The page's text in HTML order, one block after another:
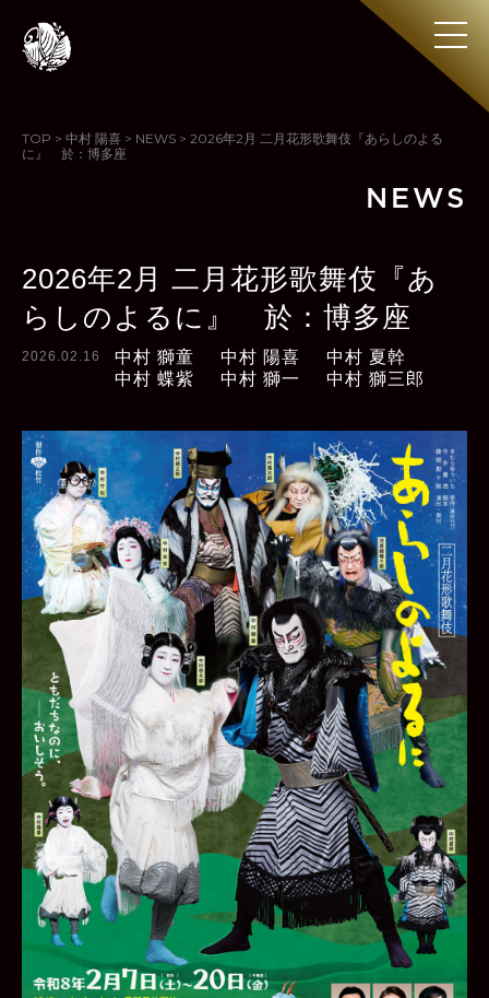
TOP > 中村 陽喜 > NEWS > 2026年2月 二月花形歌舞伎『あらしのよる
に』 於：博多座
NEWS
2026年2月 二月花形歌舞伎『あ
らしのよるに』 於：博多座
2026.02.16 中村 獅童 中村 陽喜
中村 夏幹
中村 蝶紫
中村 獅一 中村 獅三郎